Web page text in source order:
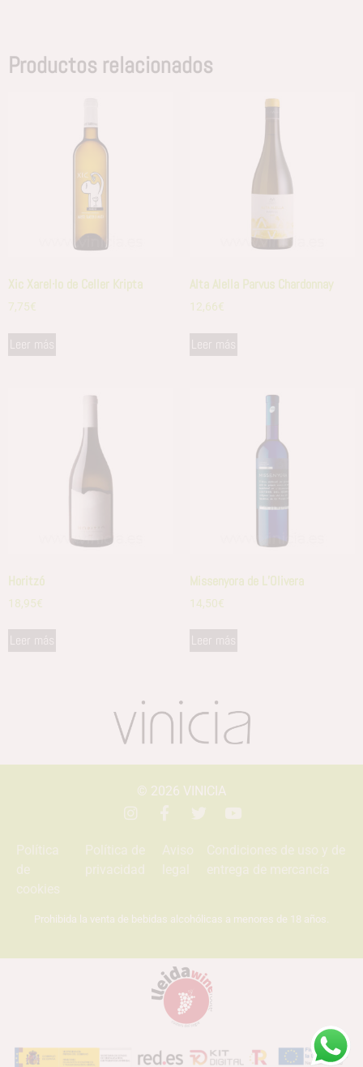
Productos relacionados
Xic Xarel·lo de Celler Kripta
7,75€
Leer más
Alta Alella Parvus Chardonnay
12,66€
Leer más
Horitzó
18,95€
Leer más
Missenyora de L’Olivera
14,50€
Leer más
© 2026 VINICIA
Política
de
cookies
Política de
privacidad
Aviso
legal
Condiciones de uso y de
entrega de mercancía
Prohibida la venta de bebidas alcohólicas a menores de 18 años.